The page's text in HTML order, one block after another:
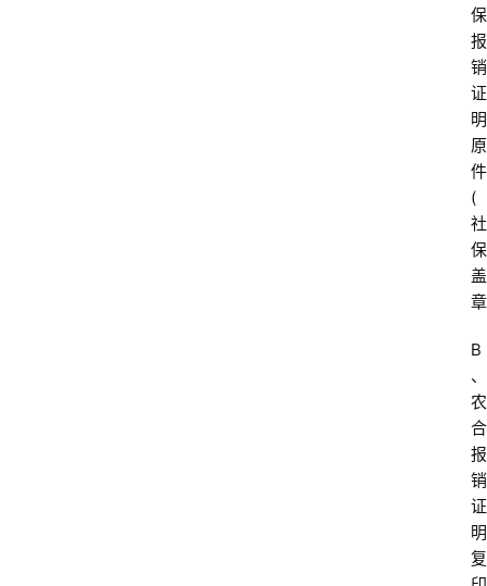
保
报
销
证
明
原
件
(
社
保
盖
章
B
、
农
合
报
销
证
明
复